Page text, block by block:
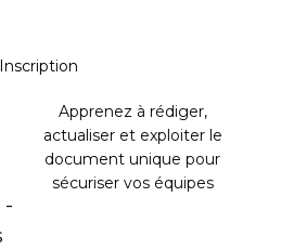
Inscription
-
Apprenez à rédiger,
actualiser et exploiter le
document unique pour
sécuriser vos équipes